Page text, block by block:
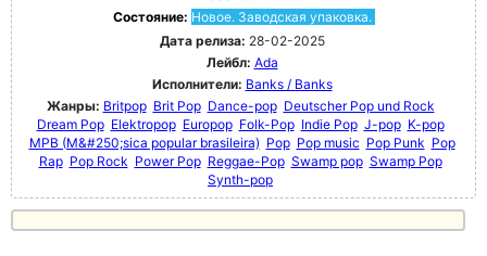
Состояние: Новое. Заводская упаковка.
Дата релиза: 28-02-2025
Лейбл: Ada
Исполнители: Banks / Banks
Жанры: Britpop Brit Pop Dance-pop Deutscher Pop und Rock
Dream Pop Elektropop Europop Folk-Pop Indie Pop J-pop K-pop
MPB (M&#250;sica popular brasileira) Pop Pop music Pop Punk Pop
Rap Pop Rock Power Pop Reggae-Pop Swamp pop Swamp Pop
Synth-pop